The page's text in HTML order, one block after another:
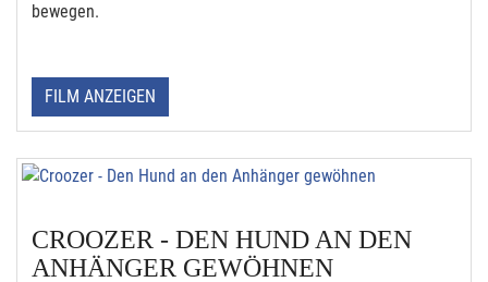
bewegen.
FILM ANZEIGEN
CROOZER - DEN HUND AN DEN
ANHÄNGER GEWÖHNEN